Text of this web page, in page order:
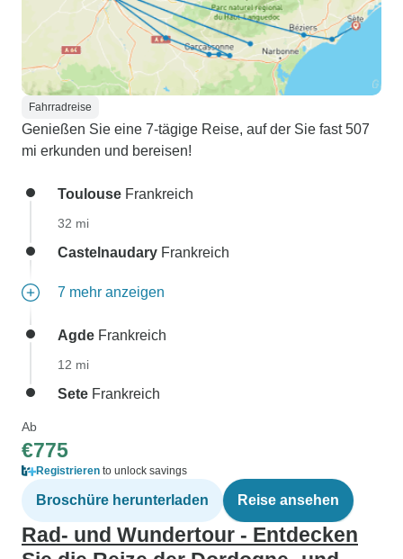
Fahrradreise
Genießen Sie eine 7-tägige Reise, auf der Sie fast 507
mi erkunden und bereisen!
Toulouse Frankreich
32 mi
Castelnaudary Frankreich
7 mehr anzeigen
Agde Frankreich
12 mi
Sete Frankreich
Ab
€775
Registrieren to unlock savings
Broschüre herunterladen Reise ansehen
Rad- und Wundertour - Entdecken